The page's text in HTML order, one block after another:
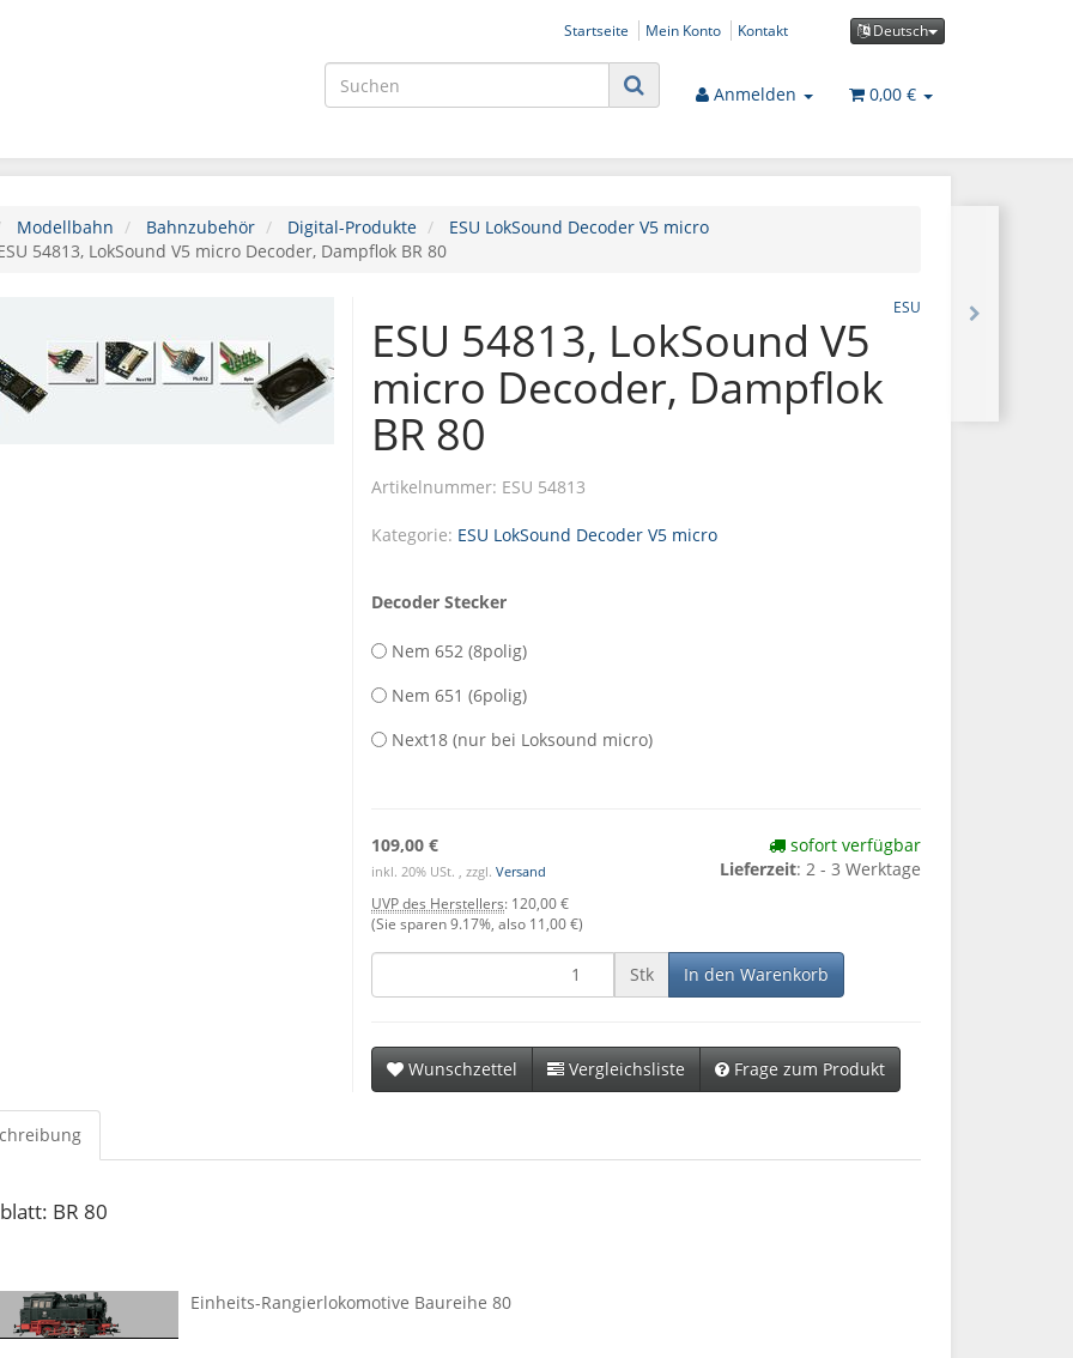
Deutsch
Startseite Mein Konto Kontakt
Anmelden 0,00 €
Modellbahn Bahnzubehör Digital-Produkte
ESU LokSound Decoder V5 micro
54813, LokSound V5 micro Decoder, Dampflok BR 80
ESU
ESU 54813, LokSound V5
micro Decoder, Dampflok
BR 80
Artikelnummer: ESU 54813
Kategorie: ESU LokSound Decoder V5 micro
Decoder Stecker
Nem 652 (8polig)
Nem 651 (6polig)
Next18 (nur bei Loksound micro)
109,00 €
inkl. 20% USt. , zzgl. Versand
UVP des Herstellers: 120,00 €
(Sie sparen9.17% , also 11,00 €)
sofort verfügbar
Lieferzeit: 2 - 3 Werktage
Stk In den Warenkorb
Wunschzettel Vergleichsliste Frage zum Produkt
BR 80
Einheits-Rangierlokomotive Baureihe 80